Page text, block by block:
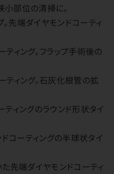
小部位の清掃に。
先端ダイヤモンドコーティ
ィング。フラップ手術後の
ィング。石灰化根管の拡
ィングのラウンド形状タイ
コーティングの半球状タイ
先端ダイヤモンドコーティ